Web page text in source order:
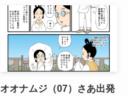
オオナムジ（07）さあ出発